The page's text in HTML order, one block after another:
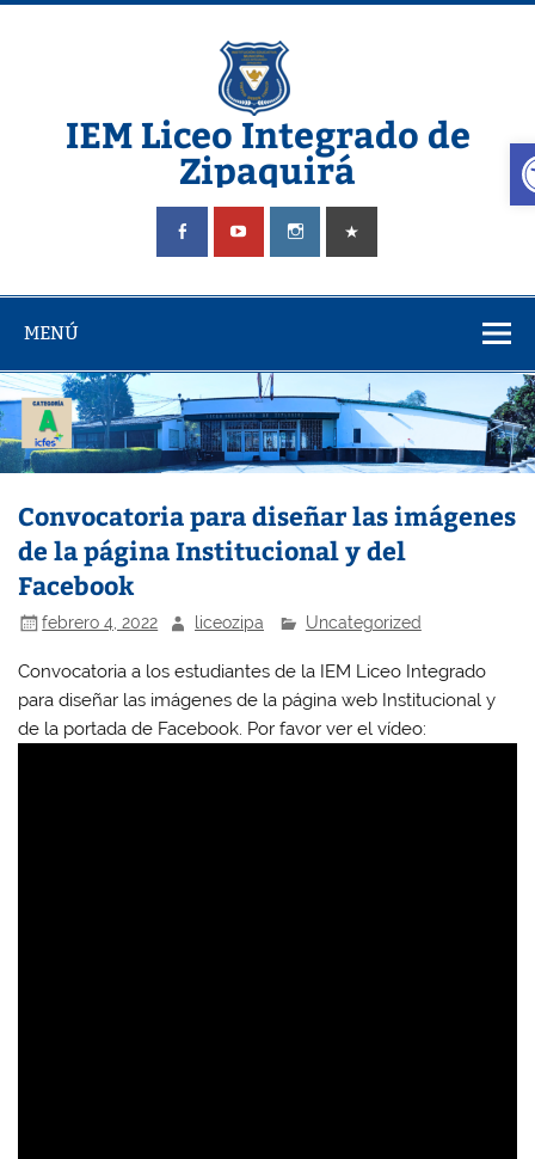
Saltar
IEM Liceo Integrado de
Zipaquirá
Pagina del Liceo Integrado Zipaquira
MENÚ
Convocatoria para diseñar las imágenes
de la página Institucional y del
Facebook
febrero 4, 2022 liceozipa Uncategorized
Convocatoria a los estudiantes de la IEM Liceo Integrado
para diseñar las imágenes de la página web Institucional y
de la portada de Facebook. Por favor ver el vídeo: